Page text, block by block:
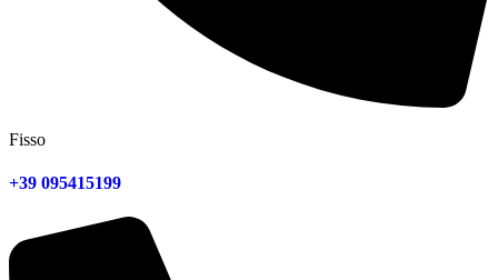
Fisso
+39 095415199